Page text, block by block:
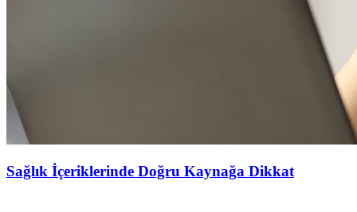
Sağlık İçeriklerinde Doğru Kaynağa Dikkat